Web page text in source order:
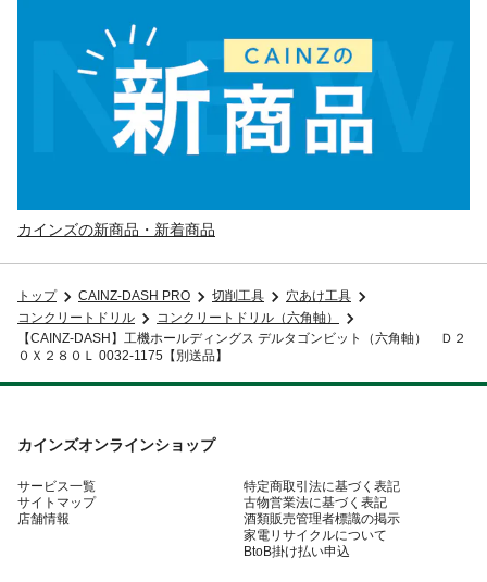
カインズの新商品・新着商品
トップ CAINZ-DASH PRO 切削工具
穴あけ工具
コンクリートドリル
コンクリートドリル（六角軸）
【CAINZ-DASH】工機ホールディングス デルタゴンビット（六角軸） Ｄ２
０Ｘ２８０Ｌ 0032-1175【別送品】
カインズオンラインショップ
サービス一覧
サイトマップ
店舗情報
特定商取引法に基づく表記
古物営業法に基づく表記
酒類販売管理者標識の掲示
家電リサイクルについて
BtoB掛け払い申込